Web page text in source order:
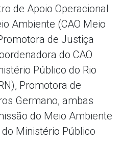
de Apoio Operacional
Ambiente (CAO Meio
de Justiça
do CAO
Público do Rio
Promotora de
Germano, ambas
do Meio Ambiente
Ministério Público